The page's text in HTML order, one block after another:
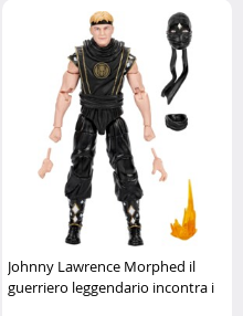
Johnny Lawrence Morphed il
guerriero leggendario incontra i